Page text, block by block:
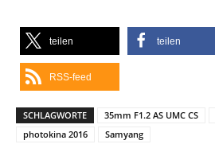
teilen teilen
RSS-feed
SCHLAGWORTE 35mm F1.2 AS UMC CS
photokina 2016
Samyang